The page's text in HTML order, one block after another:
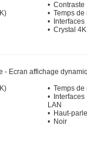
• Contraste
• Temps de
• Interfaces
• Crystal 4K
- Ecran affichage
• Temps de
• Interfaces
LAN
• Haut-
• Noir